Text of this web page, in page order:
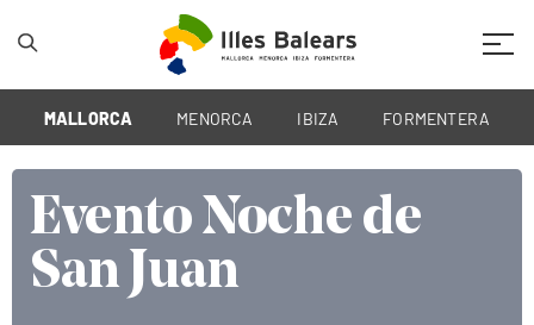
MALLORCA MENORCA IBIZA FORMENTERA
Evento Noche de
San Juan
Evento Noche de
San Juan
Evento Noche de
San Juan